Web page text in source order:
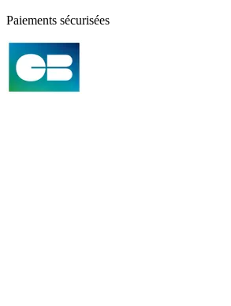
Paiements sécurisées